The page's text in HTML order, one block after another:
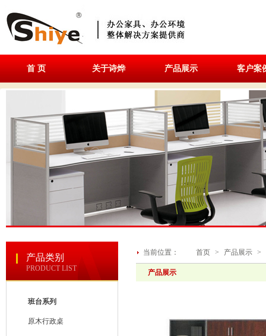
首 页 关于诗烨 产品展示 客户案
产品类别
PRODUCT LIST
班台系列
原木行政桌
当前位置： 首页 > 产品展示 >
产品展示